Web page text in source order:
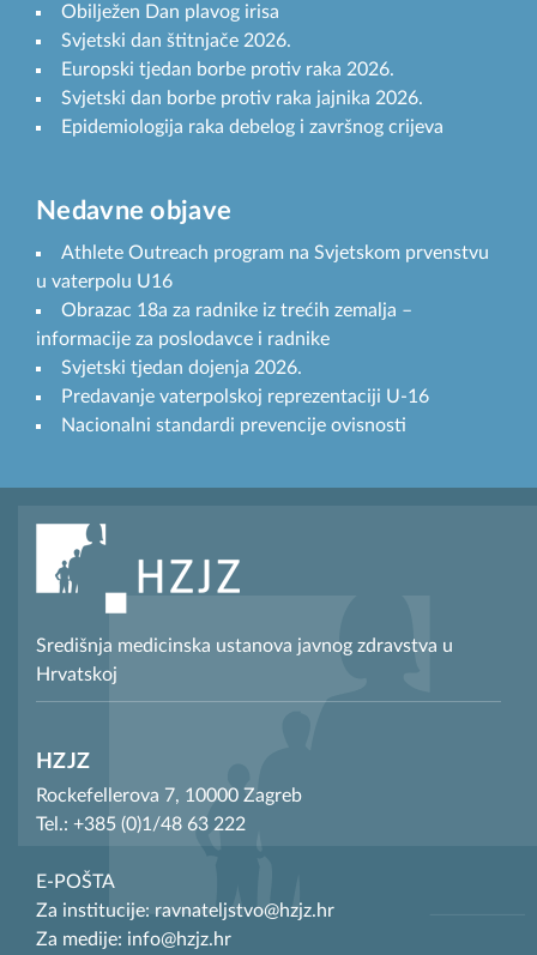
Obilježen Dan plavog irisa
Svjetski dan štitnjače 2026.
Europski tjedan borbe protiv raka 2026.
Svjetski dan borbe protiv raka jajnika 2026.
Epidemiologija raka debelog i završnog crijeva
Nedavne objave
Athlete Outreach program na Svjetskom prvenstvu
u vaterpolu U16
Obrazac 18a za radnike iz trećih zemalja –
informacije za poslodavce i radnike
Svjetski tjedan dojenja 2026.
Predavanje vaterpolskoj reprezentaciji U-16
Nacionalni standardi prevencije ovisnosti
Središnja medicinska ustanova javnog zdravstva u
Hrvatskoj
HZJZ
Rockefellerova 7, 10000 Zagreb
Tel.: +385 (0)1/48 63 222
E-POŠTA
Za institucije: ravnateljstvo@hzjz.hr
Za medije: info@hzjz.hr